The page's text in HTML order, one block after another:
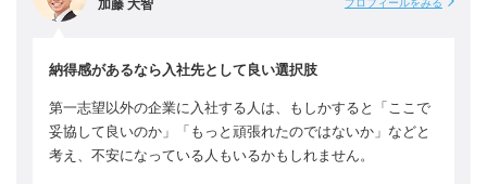
加藤 大智
納得感があるなら入社先として良い選択肢
第一志望以外の企業に入社する人は、もしかすると「ここで
妥協して良いのか」「もっと頑張れたのではないか」などと
考え、不安になっている人もいるかもしれません。